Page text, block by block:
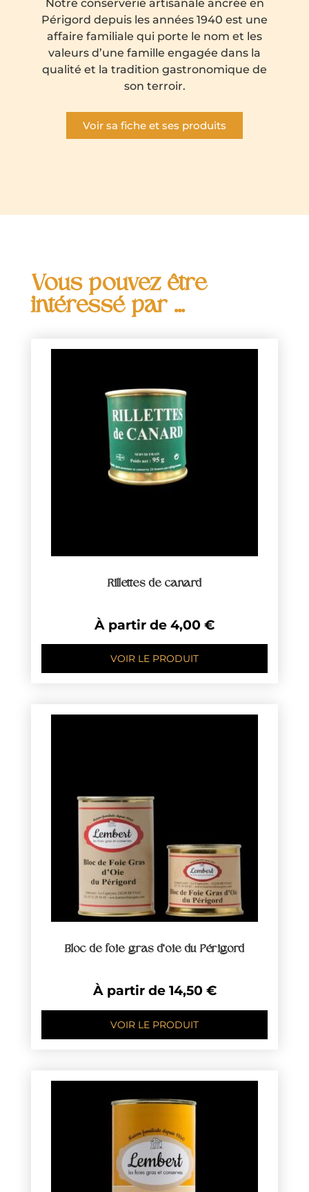
Notre conserverie artisanale ancrée en
Périgord depuis les années 1940 est une
affaire familiale qui porte le nom et les
valeurs d’une famille engagée dans la
qualité et la tradition gastronomique de
son terroir.
Voir sa fiche et ses produits
Vous pouvez être
intéressé par ...
Rillettes de canard
À partir de 4,00 €
VOIR LE PRODUIT
Bloc de foie gras d’oie du Périgord
À partir de 14,50 €
VOIR LE PRODUIT